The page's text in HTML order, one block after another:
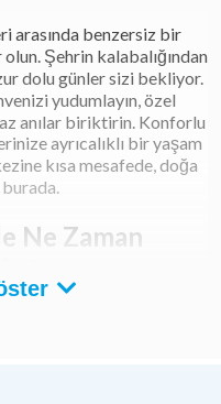
arasında benzersiz bir
Şehrin kalabalığından
dolu günler sizi bekliyor.
yudumlayın, özel
anılar biriktirin. Konforlu
ayrıcalıklı bir yaşam
kısa mesafede, doğa
Ne Zaman